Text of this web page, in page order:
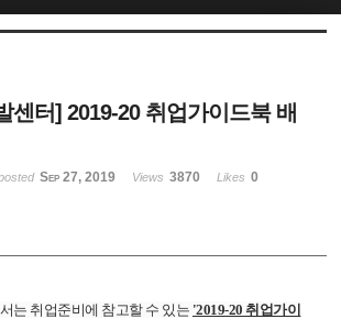
센터] 2019-20 취업가이드북 배
Sep 27, 2019 Views 3870 Likes 0
는 취업준비에 참고할 수 있는 '2019-20 취업가이
스케치북5
스케치북5